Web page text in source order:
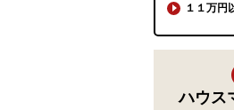
１１万円
ハウス